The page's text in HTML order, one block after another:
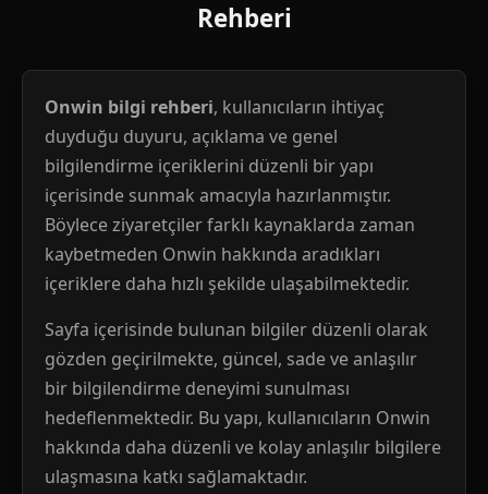
Rehberi
Onwin bilgi rehberi, kullanıcıların ihtiyaç
duyduğu duyuru, açıklama ve genel
bilgilendirme içeriklerini düzenli bir yapı
içerisinde sunmak amacıyla hazırlanmıştır.
Böylece ziyaretçiler farklı kaynaklarda zaman
kaybetmeden Onwin hakkında aradıkları
içeriklere daha hızlı şekilde ulaşabilmektedir.
Sayfa içerisinde bulunan bilgiler düzenli olarak
gözden geçirilmekte, güncel, sade ve anlaşılır
bir bilgilendirme deneyimi sunulması
hedeflenmektedir. Bu yapı, kullanıcıların Onwin
hakkında daha düzenli ve kolay anlaşılır bilgilere
ulaşmasına katkı sağlamaktadır.